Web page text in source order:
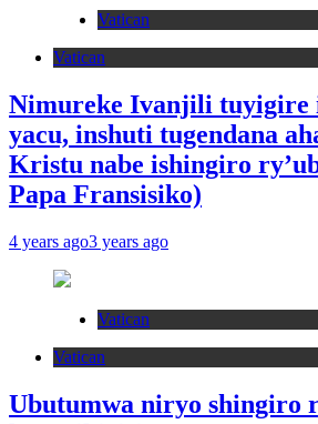
Vatican
Vatican
Nimureke Ivanjili tuyigire
yacu, inshuti tugendana
Kristu nabe ishingiro
Papa Fransisiko)
4 years ago3 years ago
Vatican
Vatican
Ubutumwa niryo shingiro